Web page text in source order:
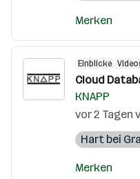
Merken
Einblicke
Cloud
KNAPP
vor 2
Hart bei
Merken